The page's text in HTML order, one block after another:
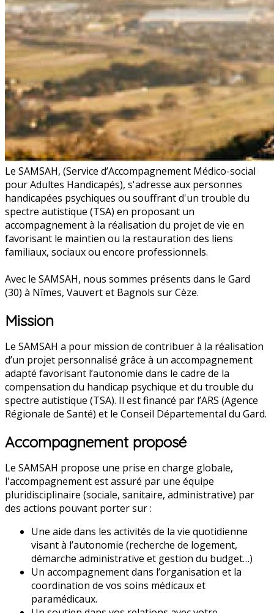
Le SAMSAH, (Service d’Accompagnement Médico-social
pour Adultes Handicapés), s'adresse aux personnes
handicapées psychiques ou souffrant d'un trouble du
spectre autistique (TSA) en proposant un
accompagnement à la réalisation du projet de vie en
favorisant le maintien ou la restauration des liens
familiaux, sociaux ou encore professionnels.
Avec le SAMSAH, nous sommes présents dans le Gard
(30) à Nîmes, Vauvert et Bagnols sur Cèze.
Mission
Le SAMSAH a pour mission de contribuer à la réalisation
d’un projet personnalisé grâce à un accompagnement
adapté favorisant l’autonomie dans le cadre de la
compensation du handicap psychique et du trouble du
spectre autistique (TSA). Il est financé par l’ARS (Agence
Régionale de Santé) et le Conseil Départemental du Gard.
Accompagnement proposé
Le SAMSAH propose une prise en charge globale,
l'accompagnement est assuré par une équipe
pluridisciplinaire (sociale, sanitaire, administrative) par
des actions pouvant porter sur :
Une aide dans les activités de la vie quotidienne
visant à l’autonomie (recherche de logement,
démarche administrative et gestion du budget…)
Un accompagnement dans l’organisation et la
coordination de vos soins médicaux et
paramédicaux.